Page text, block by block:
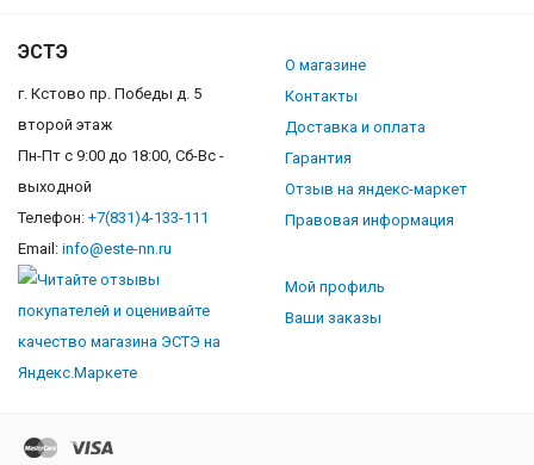
ЭСТЭ
г. Кстово пр. Победы д. 5
второй этаж
Пн-Пт с 9:00 до 18:00, Сб-Вс -
выходной
Телефон: +7(831)4-133-111
Email: info@este-nn.ru
О магазине
Контакты
Доставка и оплата
Гарантия
Отзыв на яндекс-маркет
Правовая информация
Мой профиль
Ваши заказы